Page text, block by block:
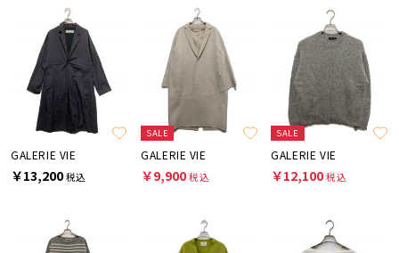
GALERIE VIE
￥13,200税込
SALE
GALERIE VIE
￥9,900税込
SALE
GALERIE VIE
￥12,100税込